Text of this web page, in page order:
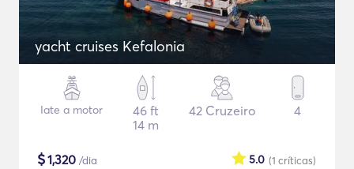
yacht cruises Kefalonia
Iate a motor
46 ft
14 m
42 Cruzeiro 4
$1,320 /dia (1 críticas)
5.0